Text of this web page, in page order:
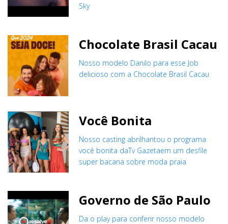
Sky
Chocolate Brasil Cacau
Nosso modelo Danilo para esse Job
delicioso com a Chocolate Brasil Cacau
Você Bonita
Nosso casting abrilhantou o programa
você bonita daTv Gazetaem um desfile
super bacana sobre moda praia
Governo de São Paulo
Da o play para conferir nosso modelo